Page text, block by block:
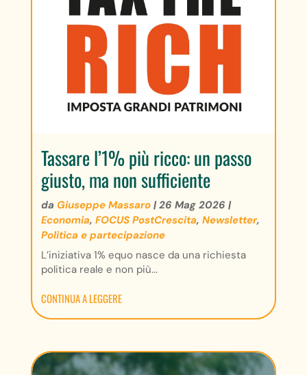
Tassare l’1% più ricco: un passo
giusto, ma non sufficiente
da Giuseppe Massaro|26 Mag 2026 |
Economia, FOCUS PostCrescita, Newsletter,
Politica e partecipazione
L’iniziativa 1% equo nasce da una richiesta
politica reale e non più...
CONTINUA A LEGGERE